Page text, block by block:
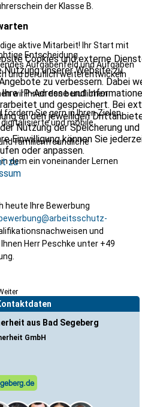
der Klasse B.
aktive Mitarbeit! Ihr Start mit
Entscheidung.
Aufgabenfeld und Aufgaben
und beruflich weiterentwickeln
wir Ihnen den beruflichen
Sie gern in Ihren Zielen.
und mobile
familienfreundliche
dem ein voneinander Lernen
heute Ihre Bewerbung
bewerbung@arbeitsschutz-
und
Herr Peschke unter +49
aus Bad Segeberg
GmbH
Cookies und externe
unserer Website zu
zu verbessern. Dabei
IP-Adresse und
und gespeichert. Bei
an den jeweiligen
Nutzung der Speicherung und
Einwilligung können Sie
oder anpassen.
zu